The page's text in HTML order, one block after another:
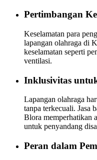
Pertimbangan
Keselamatan para
lapangan olahraga di
keselamatan seperti
ventilasi.
Inklusivitas
Lapangan olahraga
tanpa terkecuali. Jasa
Blora memperhatikan
untuk penyandang
Peran dalam